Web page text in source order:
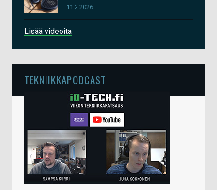
11.2.2026
Lisää videoita
TEKNIIKKAPODCAST